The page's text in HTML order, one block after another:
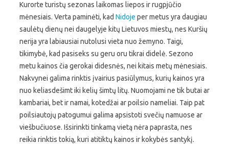
Kurorte turistų sezonas laikomas liepos ir rugpjūčio
mėnesiais. Verta paminėti, kad Nidoje per metus yra daugiau
saulėtų dienų nei daugelyje kitų Lietuvos miestų, nes Kuršių
nerija yra labiausiai nutolusi vieta nuo žemyno. Taigi,
tikimybė, kad pasiseks su geru oru tikrai didelė. Sezono
metu kainos čia gerokai didesnės, nei kitais metų mėnesiais.
Nakvynei galima rinktis įvairius pasiūlymus, kurių kainos yra
nuo keliasdešimt iki kelių šimtų litų. Nuomojami ne tik butai ar
kambariai, bet ir namai, kotedžai ar poilsio nameliai. Taip pat
poilsiautojų patogumui galima apsistoti svečių namuose ar
viešbučiuose. Išsirinkti tinkamą vietą nėra paprasta, nes
reikia rinktis tokią, kuri atitiktų kainos ir kokybės santykį.